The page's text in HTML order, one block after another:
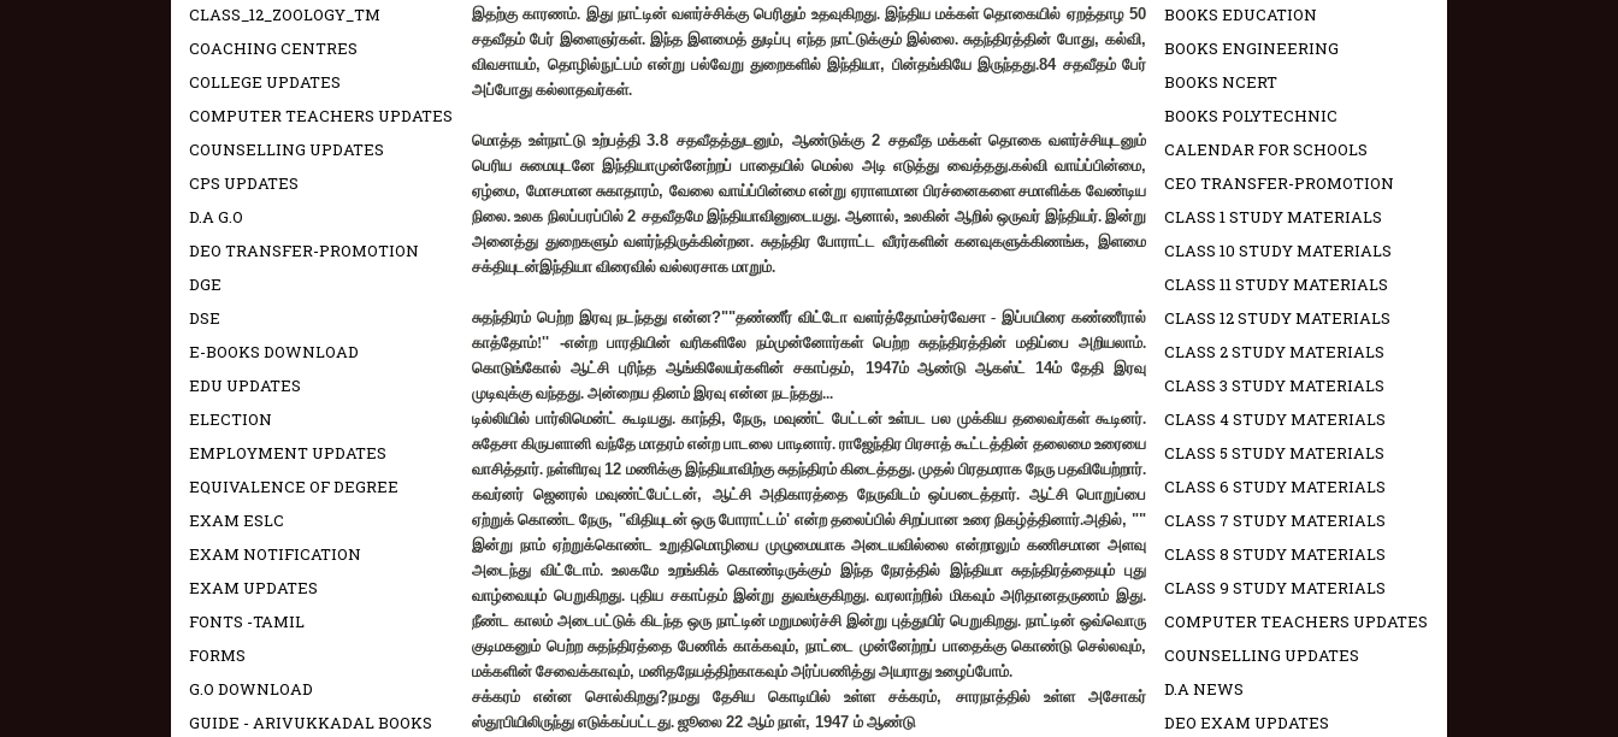
இதற்கு காரணம். இது நாட்டின் வளர்ச்சிக்கு பெரிதும் உதவுகிறது. இந்திய மக்கள் தொகையில் ஏறத்தாழ 50
சதவீதம் பேர் இளைஞர்கள். இந்த இளமைத் துடிப்பு எந்த நாட்டுக்கும் இல்லை. சுதந்திரத்தின் போது,கல்வி,
விவசாயம், தொழில்நுட்பம் என்று பல்வேறு துறைகளில் இந்தியா, பின்தங்கியே இருந்தது.84 சதவீதம் பேர்
அப்போது கல்லாதவர்கள்.
மொத்த உள்நாட்டு உற்பத்தி3.8சதவீதத்துடனும்,ஆண்டுக்கு 2 சதவீத மக்கள் தொகை வளர்ச்சியுடனும்
பெரிய சுமையுடனே இந்தியாமுன்னேற்றப் பாதையில் மெல்ல அடி எடுத்து வைத்தது.கல்வி வாய்ப்பின்மை,
ஏழ்மை, மோசமான சுகாதாரம்,வேலை வாய்ப்பின்மை என்று ஏராளமான பிரச்னைகளை சமாளிக்க வேண்டிய
நிலை. உலக நிலப்பரப்பில்2 சதவீதமே இந்தியாவினுடையது. ஆனால்,உலகின் ஆறில் ஒருவர் இந்தியர். இன்று
அனைத்து துறைகளும் வளர்ந்திருக்கின்றன. சுதந்திர போராட்ட வீரர்களின் கனவுகளுக்கிணங்க,இளமை
சக்தியுடன்இந்தியா விரைவில் வல்லரசாக மாறும்.
சுதந்திரம் பெற்ற இரவு நடந்தது என்ன?""தண்ணீர் விட்டோ வளர்த்தோம்சர்வேசா - இப்பயிரை கண்ணீரால்
காத்தோம்!'' -என்ற பாரதியின் வரிகளிலே நம்முன்னோர்கள் பெற்ற சுதந்திரத்தின் மதிப்பை அறியலாம்.
கொடுங்கோல் ஆட்சி புரிந்த ஆங்கிலேயர்களின் சகாப்தம், 1947ம் ஆண்டு ஆகஸ்ட்14ம் தேதி இரவு
முடிவுக்கு வந்தது. அன்றைய தினம் இரவு என்ன நடந்தது...
டில்லியில் பார்லிமென்ட் கூடியது. காந்தி,நேரு,மவுண்ட் பேட்டன் உள்பட பல முக்கிய தலைவர்கள் கூடினர்.
சுதேசா கிருபளானி வந்தே மாதரம் என்ற பாடலை பாடினார். ராஜேந்திர பிரசாத் கூட்டத்தின் தலைமை உரையை
வாசித்தார். நள்ளிரவு 12 மணிக்கு இந்தியாவிற்கு சுதந்திரம் கிடைத்தது. முதல் பிரதமராக நேரு பதவியேற்றார்.
கவர்னர் ஜெனரல் மவுண்ட்பேட்டன், ஆட்சி அதிகாரத்தை நேருவிடம் ஒப்படைத்தார். ஆட்சி பொறுப்பை
ஏற்றுக் கொண்ட நேரு, "விதியுடன் ஒரு போராட்டம்'என்ற தலைப்பில் சிறப்பான உரை நிகழ்த்தினார்.அதில், ""
இன்று நாம் ஏற்றுக்கொண்ட உறுதிமொழியை முழுமையாக அடையவில்லை என்றாலும் கணிசமான அளவு
அடைந்து விட்டோம். உலகமே உறங்கிக் கொண்டிருக்கும் இந்த நேரத்தில் இந்தியா சுதந்திரத்தையும் புது
வாழ்வையும் பெறுகிறது. புதிய சகாப்தம் இன்று துவங்குகிறது. வரலாற்றில் மிகவும் அரிதானதருணம் இது.
நீண்ட காலம் அடைபட்டுக் கிடந்த ஒரு நாட்டின் மறுமலர்ச்சி இன்று புத்துயிர் பெறுகிறது. நாட்டின் ஒவ்வொரு
குடிமகனும் பெற்ற சுதந்திரத்தை பேணிக் காக்கவும்,நாட்டை முன்னேற்றப் பாதைக்கு கொண்டு செல்லவும்,
மக்களின் சேவைக்காவும், மனிதநேயத்திற்காகவும் அர்ப்பணித்து அயராது உழைப்போம்.
சக்கரம் என்ன சொல்கிறது?நமது தேசிய கொடியில் உள்ள சக்கரம், சாரநாத்தில் உள்ள அசோகர்
ஸ்தூபியிலிருந்து எடுக்கப்பட்டது. ஜூலை 22 ஆம் நாள், 1947 ம் ஆண்டு
CLASS_12_ZOOLOGY_TM
COACHING CENTRES
COLLEGE UPDATES
COMPUTER TEACHERS UPDATES
COUNSELLING UPDATES
CPS UPDATES
D.A G.O
DEO TRANSFER-PROMOTION
DGE
DSE
E-BOOKS DOWNLOAD
EDU UPDATES
ELECTION
EMPLOYMENT UPDATES
EQUIVALENCE OF DEGREE
EXAM ESLC
EXAM NOTIFICATION
EXAM UPDATES
FONTS -TAMIL
FORMS
G.O DOWNLOAD
GUIDE - ARIVUKKADAL BOOKS
BOOKS EDUCATION
BOOKS ENGINEERING
BOOKS NCERT
BOOKS POLYTECHNIC
CALENDAR FOR SCHOOLS
CEO TRANSFER-PROMOTION
CLASS 1 STUDY MATERIALS
CLASS 10 STUDY MATERIALS
CLASS 11 STUDY MATERIALS
CLASS 12 STUDY MATERIALS
CLASS 2 STUDY MATERIALS
CLASS 3 STUDY MATERIALS
CLASS 4 STUDY MATERIALS
CLASS 5 STUDY MATERIALS
CLASS 6 STUDY MATERIALS
CLASS 7 STUDY MATERIALS
CLASS 8 STUDY MATERIALS
CLASS 9 STUDY MATERIALS
COMPUTER TEACHERS UPDATES
COUNSELLING UPDATES
D.A NEWS
DEO EXAM UPDATES